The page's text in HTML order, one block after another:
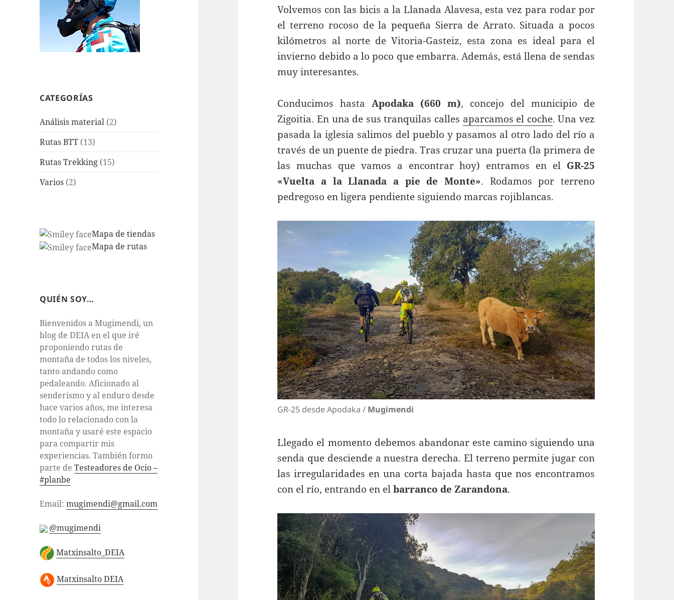
CATEGORÍAS
Análisis material (2)
Rutas BTT (13)
Rutas Trekking (15)
Varios (2)
Mapa de tiendas
Mapa de rutas
QUIÉN SOY…
Bienvenidos a Mugimendi, un
blog de DEIA en el que iré
proponiendo rutas de
montaña de todos los niveles,
tanto andando como
pedaleando. Aficionado al
senderismo y al enduro desde
hace varios años, me interesa
todo lo relacionado con la
montaña y usaré este espacio
para compartir mis
experiencias. También formo
parte deTesteadores de Ocio –
#planbe
Email:mugimendi@gmail.com
@mugimendi
Matxinsalto_DEIA
Matxinsalto DEIA
Volvemos con las bicis a la Llanada Alavesa, esta vez para rodar por
el terreno rocoso de la pequeña Sierra de Arrato. Situada a pocos
kilómetros al norte de Vitoria-Gasteiz, esta zona es ideal para el
invierno debido a lo poco que embarra. Además, está llena de sendas
muy interesantes.
Conducimos hastaApodaka (660 m), concejo del municipio de
Zigoitia. En una de sus tranquilas calles aparcamos el coche. Una vez
pasada la iglesia salimos del pueblo y pasamos al otro lado del río a
través de un puente de piedra. Tras cruzar una puerta (la primera de
las muchas que vamos a encontrar hoy) entramos en el GR-25
«Vuelta a la Llanada a pie de Monte». Rodamos por terreno
pedregoso en ligera pendiente siguiendo marcas rojiblancas.
GR-25 desde Apodaka / Mugimendi
Llegado el momento debemos abandonar este camino siguiendo una
senda que desciende a nuestra derecha. El terreno permite jugar con
las irregularidades en una corta bajada hasta que nos encontramos
con el río, entrando en elbarranco de Zarandona.